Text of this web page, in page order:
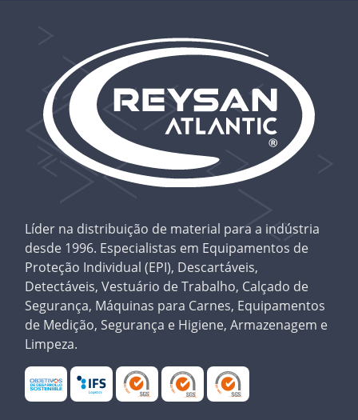
Líder na distribuição de material para a indústria
desde 1996. Especialistas em Equipamentos de
Proteção Individual (EPI), Descartáveis,
Detectáveis, Vestuário de Trabalho, Calçado de
Segurança, Máquinas para Carnes, Equipamentos
de Medição, Segurança e Higiene, Armazenagem e
Limpeza.